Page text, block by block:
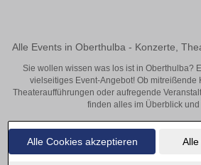
Alle Cookies akzeptieren
Alle Events in Oberthulba - Konzerte,
Sie wollen wissen was los ist in Oberthulba?
vielseitiges Event-Angebot! Ob mitreißende
Theateraufführungen oder aufregende
finden alles im Überblick und